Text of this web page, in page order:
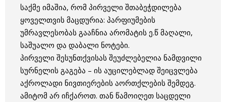
საქმე იმაშია, რომ პირველი შთაბეჭდილება
ყოველთვის მაცდურია: პარფიუმების
უმრავლესობას გააჩნია არომატის ე.წ მაღალი,
საშუალო და დაბალი ნოტები.
პირველი შესუნთქვისას შეუძლებელია ნამდვილი
სურნელის გაგება – ის აუცილებლად შეიცვლება
აქროლადი ნივთიერების აორთქლების შემდეგ.
ამიტომ არ იჩქაროთ. თან წამოიღეთ საცდელი